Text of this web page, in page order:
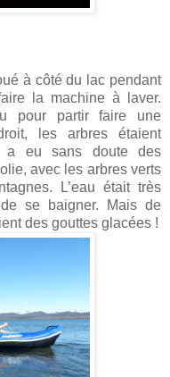
à côté du lac pendant
la machine à laver.
pour partir faire une
les arbres étaient
a eu sans doute des
avec les arbres verts
L’eau était très
se baigner. Mais de
des gouttes glacées !